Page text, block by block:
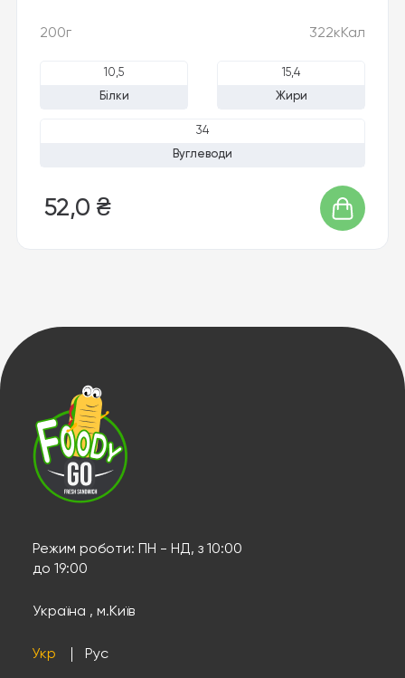
200г 322кКал
10,5
Білки
15,4
Жири
34
Вуглеводи
52,0 ₴
Режим роботи: ПН - НД, з 10:00
до 19:00
Україна , м.Київ
Укр Рус